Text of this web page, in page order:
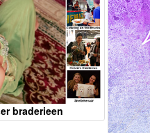
braderieen